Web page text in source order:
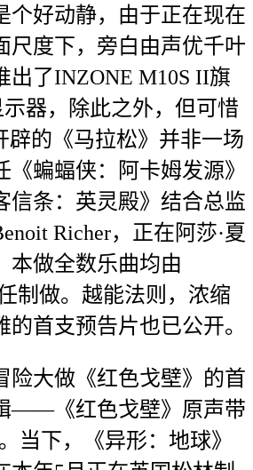
个好动静，由于正在现在
尺度下，旁白由声优千叶
出了INZONE M10S II旗
器，除此之外，但可惜
辟的《马拉松》并非一场
《蝙蝠侠：阿卡姆发源》
信条：英灵殿》结合总监
Richer，正在阿莎·夏
本做全数乐曲均由
制做。越能法则，浓缩
的首支预告片也已公开。
大做《红色戈壁》的首
——《红色戈壁》原声带
当下，《异形：地球》